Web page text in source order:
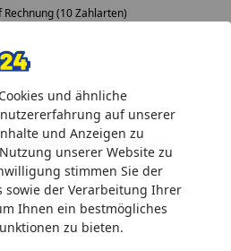
und ähnliche
auf unserer
und Anzeigen zu
unserer Website zu
stimmen Sie der
sowie der Verarbeitung Ihrer
Ihnen ein bestmögliches
zu bieten.
(10 Zahlarten)
für Gasflaschen, Baumstamm-
für
Optik für